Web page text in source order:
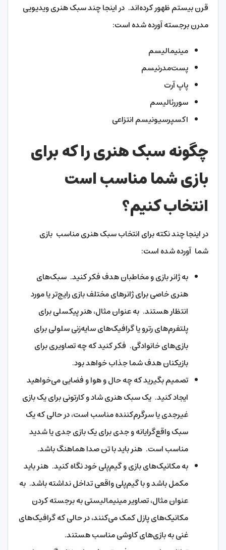
قرن بیستم ظهور کرده‌اند. در اینجا چند سبک هنری ویدیویی
مدرن برجسته آورده شده است:
مینیمالیسم
پست‌مدرنیسم
پاپ آرت
سوررئالیسم
اکسپرسیونیسم انتزاعی
چگونه سبک هنری را که برای
بازی شما مناسب است
انتخاب کنیم؟
در اینجا چند نکته برای انتخاب سبک هنری مناسب بازی
شما آورده شده است:
به ژانر بازی و مخاطبان هدف فکر کنید. سبک‌های
هنری خاصی برای ژانرهای مختلف بازی رایج‌تر یا مورد
انتظار هستند. به عنوان مثال، هنر پیکسلی برای
پلتفرم‌های رترو یا گرافیک‌های سایه‌زنی سلولی برای
بازی‌های خانوادگی. فکر کنید که چه تصاویری برای
بازیکنان هدف شما جذاب خواهد بود.
تصمیم بگیرید که چه حال و هوا و فضایی می‌خواهید
ایجاد کنید. یک سبک هنری شاد و کارتونی برای یک بازی
غیرجدی یا سرگرم‌کننده مناسب است، در حالی که یک
سبک واقع‌گرایانه و جدی برای یک بازی جدی یا شدید
مناسب است. هنر باید با تن صدا هماهنگ باشد.
به مکانیک‌های بازی و گیم‌پلی خود نگاه کنید. هنر باید
مکمل باشد و با گیم‌پلی واقعی تداخل نداشته باشد. به
عنوان مثال، تصاویر مینیمالیستی به برجسته کردن
مکانیک‌های پازل کمک می‌کنند، در حالی که گرافیک‌های
غنی به بازی‌های کاوشی مناسب هستند.